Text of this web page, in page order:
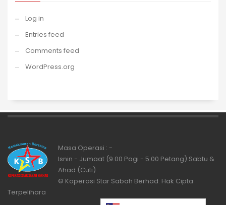
Log in
Entries feed
Comments feed
WordPress.org
Masa Operasi : -
Isnin - Jumaat (9.00 Pagi - 5.00 Petang) Sabtu &
Ahad (Cuti)
© Koperasi Star Sabah Berhad. Hak Cipta
Terpelihara